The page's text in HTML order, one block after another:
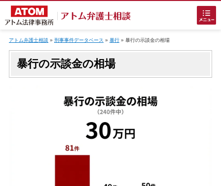
でお困りの方
アトム弁護士相談 » 刑事事件データベース » 暴行» 暴行の示談金の相場
暴行の示談金の相場